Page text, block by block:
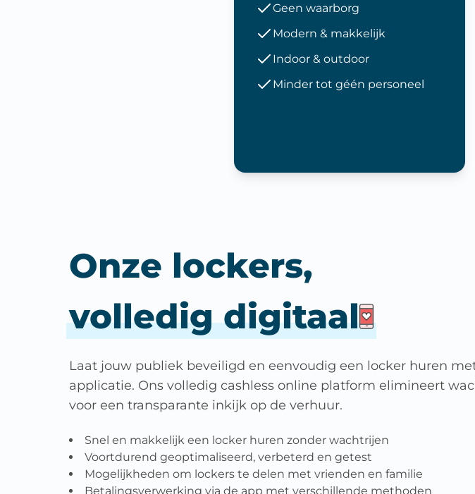
Geen waarborg
Modern & makkelijk
Indoor & outdoor
Minder tot géén personeel
Onze lockers,
volledig digitaal
Laat jouw publiek beveiligd en eenvoudig een locker huren
applicatie. Ons volledig cashless online platform elimineert
voor een transparante inkijk op de verhuur.
Snel en makkelijk een locker huren zonder wachtrijen
Voortdurend geoptimaliseerd, verbeterd en getest
Mogelijkheden om lockers te delen met vrienden en familie
Betalingsverwerking via de app met verschillende methoden